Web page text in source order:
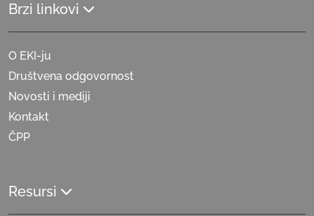
Brzi linkovi
O EKI-ju
Društvena odgovornost
Novosti i mediji
Kontakt
ČPP
Resursi